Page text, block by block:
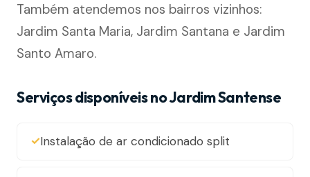
Também atendemos nos bairros vizinhos:
Jardim Santa Maria, Jardim Santana e Jardim
Santo Amaro.
Serviços disponíveis no Jardim Santense
Instalação de ar condicionado split